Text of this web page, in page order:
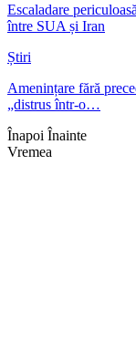
Escaladare
între SUA și Iran
Știri
Amenințare fără
„distrus într-o…
Înapoi Înainte
Vremea